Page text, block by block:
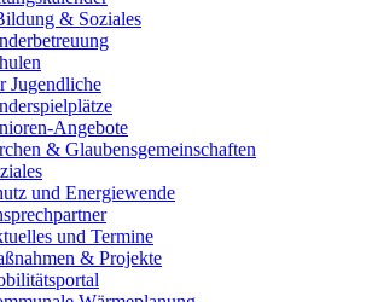
& Soziales
Jugendliche
Angebote
& Glaubensgemeinschaften
und Energiewende
und Termine
& Projekte